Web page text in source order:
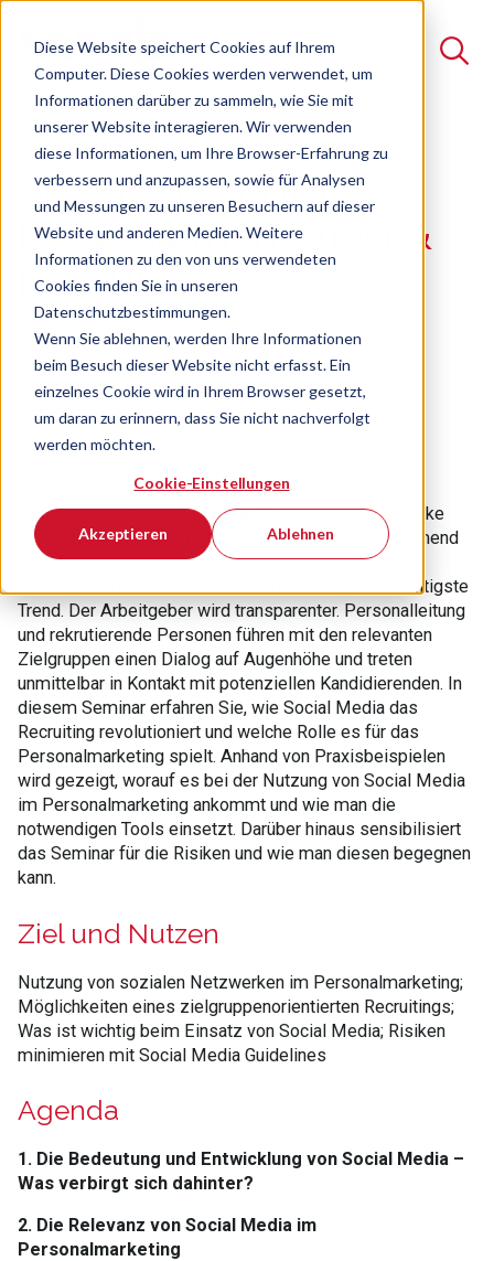
Diese Website speichert Cookies auf Ihrem
Computer. Diese Cookies werden verwendet, um
Informationen darüber zu sammeln, wie Sie mit
unserer Website interagieren. Wir verwenden
diese Informationen, um Ihre Browser-Erfahrung zu
verbessern und anzupassen, sowie für Analysen
und Messungen zu unseren Besuchern auf dieser
Website und anderen Medien. Weitere
Informationen zu den von uns verwendeten
Cookies finden Sie in unseren
Datenschutzbestimmungen.
Wenn Sie ablehnen, werden Ihre Informationen
beim Besuch dieser Website nicht erfasst. Ein
einzelnes Cookie wird in Ihrem Browser gesetzt,
um daran zu erinnern, dass Sie nicht nachverfolgt
werden möchten.
Cookie-Einstellungen
Akzeptieren Ablehnen
Suche
Es gibt keine Vorschläge, da das Suchfeld leer ist.
Social Media im
Personalmarketing &
Recruiting
Seminar Freie Plätze verfügbar
XING, Facebook, Twitter & Co.
Facebook, Twitter, XING und andere soziale Netzwerke
werden nicht nur privat genutzt, sie gewinnen zunehmend
auch für die Unternehmen an Bedeutung. Im
Personalmarketing ist Social Media derzeit der wichtigste
Trend. Der Arbeitgeber wird transparenter. Personalleitung
und rekrutierende Personen führen mit den relevanten
Zielgruppen einen Dialog auf Augenhöhe und treten
unmittelbar in Kontakt mit potenziellen Kandidierenden. In
diesem Seminar erfahren Sie, wie Social Media das
Recruiting revolutioniert und welche Rolle es für das
Personalmarketing spielt. Anhand von Praxisbeispielen
wird gezeigt, worauf es bei der Nutzung von Social Media
im Personalmarketing ankommt und wie man die
notwendigen Tools einsetzt. Darüber hinaus sensibilisiert
das Seminar für die Risiken und wie man diesen begegnen
kann.
Ziel und Nutzen
Nutzung von sozialen Netzwerken im Personalmarketing;
Möglichkeiten eines zielgruppenorientierten Recruitings;
Was ist wichtig beim Einsatz von Social Media; Risiken
minimieren mit Social Media Guidelines
Agenda
1. Die Bedeutung und Entwicklung von Social Media –
Was verbirgt sich dahinter?
2. Die Relevanz von Social Media im
Personalmarketing